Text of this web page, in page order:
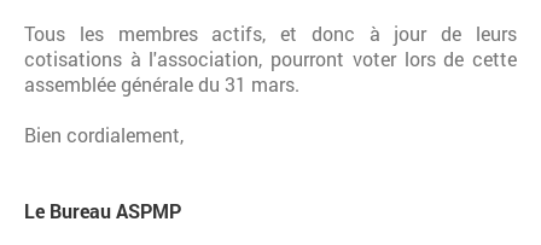
Tous les membres actifs, et donc à jour de leurs
cotisations à l'association, pourront voter lors de cette
assemblée générale du 31 mars.
Bien cordialement,
Le Bureau ASPMP